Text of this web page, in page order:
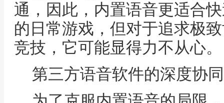
通，因此，内置语音更适合
的日常游戏，但对于追求极
竞技，它可能显得力不从心。
第三方语音软件的深度协同